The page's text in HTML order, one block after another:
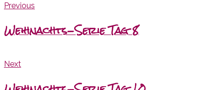
Previous
Weihnachts-Serie Tag 8
Next